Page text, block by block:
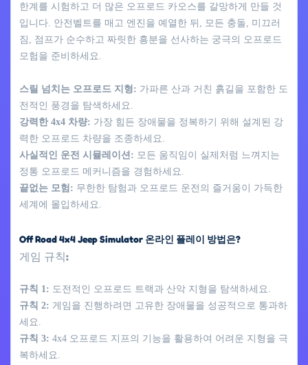
한계를 시험하고 더 많은 오프로드 카오스를 갈망하게 만들 것
입니다. 안전벨트를 매고 엔진을 예열한 뒤, 모든 충돌, 미끄러
짐, 점프가 순수하고 짜릿한 흥분을 선사하는 궁극의 오프로드
모험을 준비하세요.
스릴 넘치는 오프로드 지형: 가파른 산과 거친 흙길을 포함한 도
전적인 풍경을 탐색하세요.
강력한 4x4 차량: 가장 힘든 장애물을 정복하기 위해 설계된 강
력한 오프로드 차량을 조종하세요.
사실적인 운전 시뮬레이션: 모든 움직임이 실제처럼 느껴지는
정통 오프로드 메커니즘을 경험하세요.
끝없는 모험: 무한한 탐험과 오프로드 운전의 즐거움이 가득한
세계에 몰입하세요.
Off Road 4x4 Jeep Simulator 온라인 플레이 방법은?
게임 규칙:
규칙 1: 도전적인 오프로드 트랙과 산악 지형을 탐색하세요.
규칙 2: 게임을 진행하려면 고유한 장애물을 성공적으로 통과하
세요.
규칙 3: 4x4 오프로드 지프의 기능을 활용하여 어려운 지형을 극
복하세요.